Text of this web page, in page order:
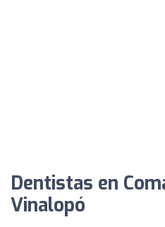
Dentistas en
Vinalopó